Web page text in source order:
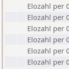
Elozahl per
Elozahl per
Elozahl per
Elozahl per
Elozahl per
Elozahl per